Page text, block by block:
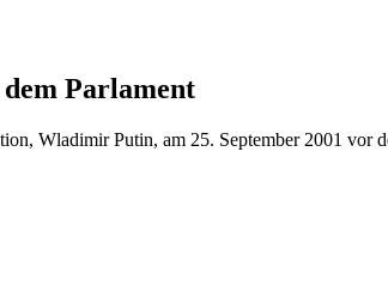
Parlament
Wladimir Putin, am 25. September 2001 vor